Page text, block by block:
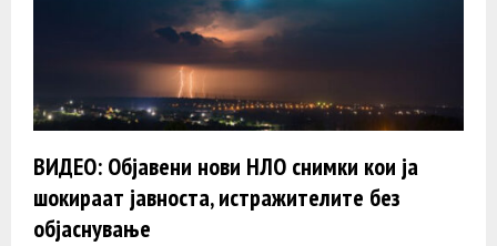
ВИДЕО: Објавени нови НЛО снимки кои ја
шокираат јавноста, истражителите без
објаснување